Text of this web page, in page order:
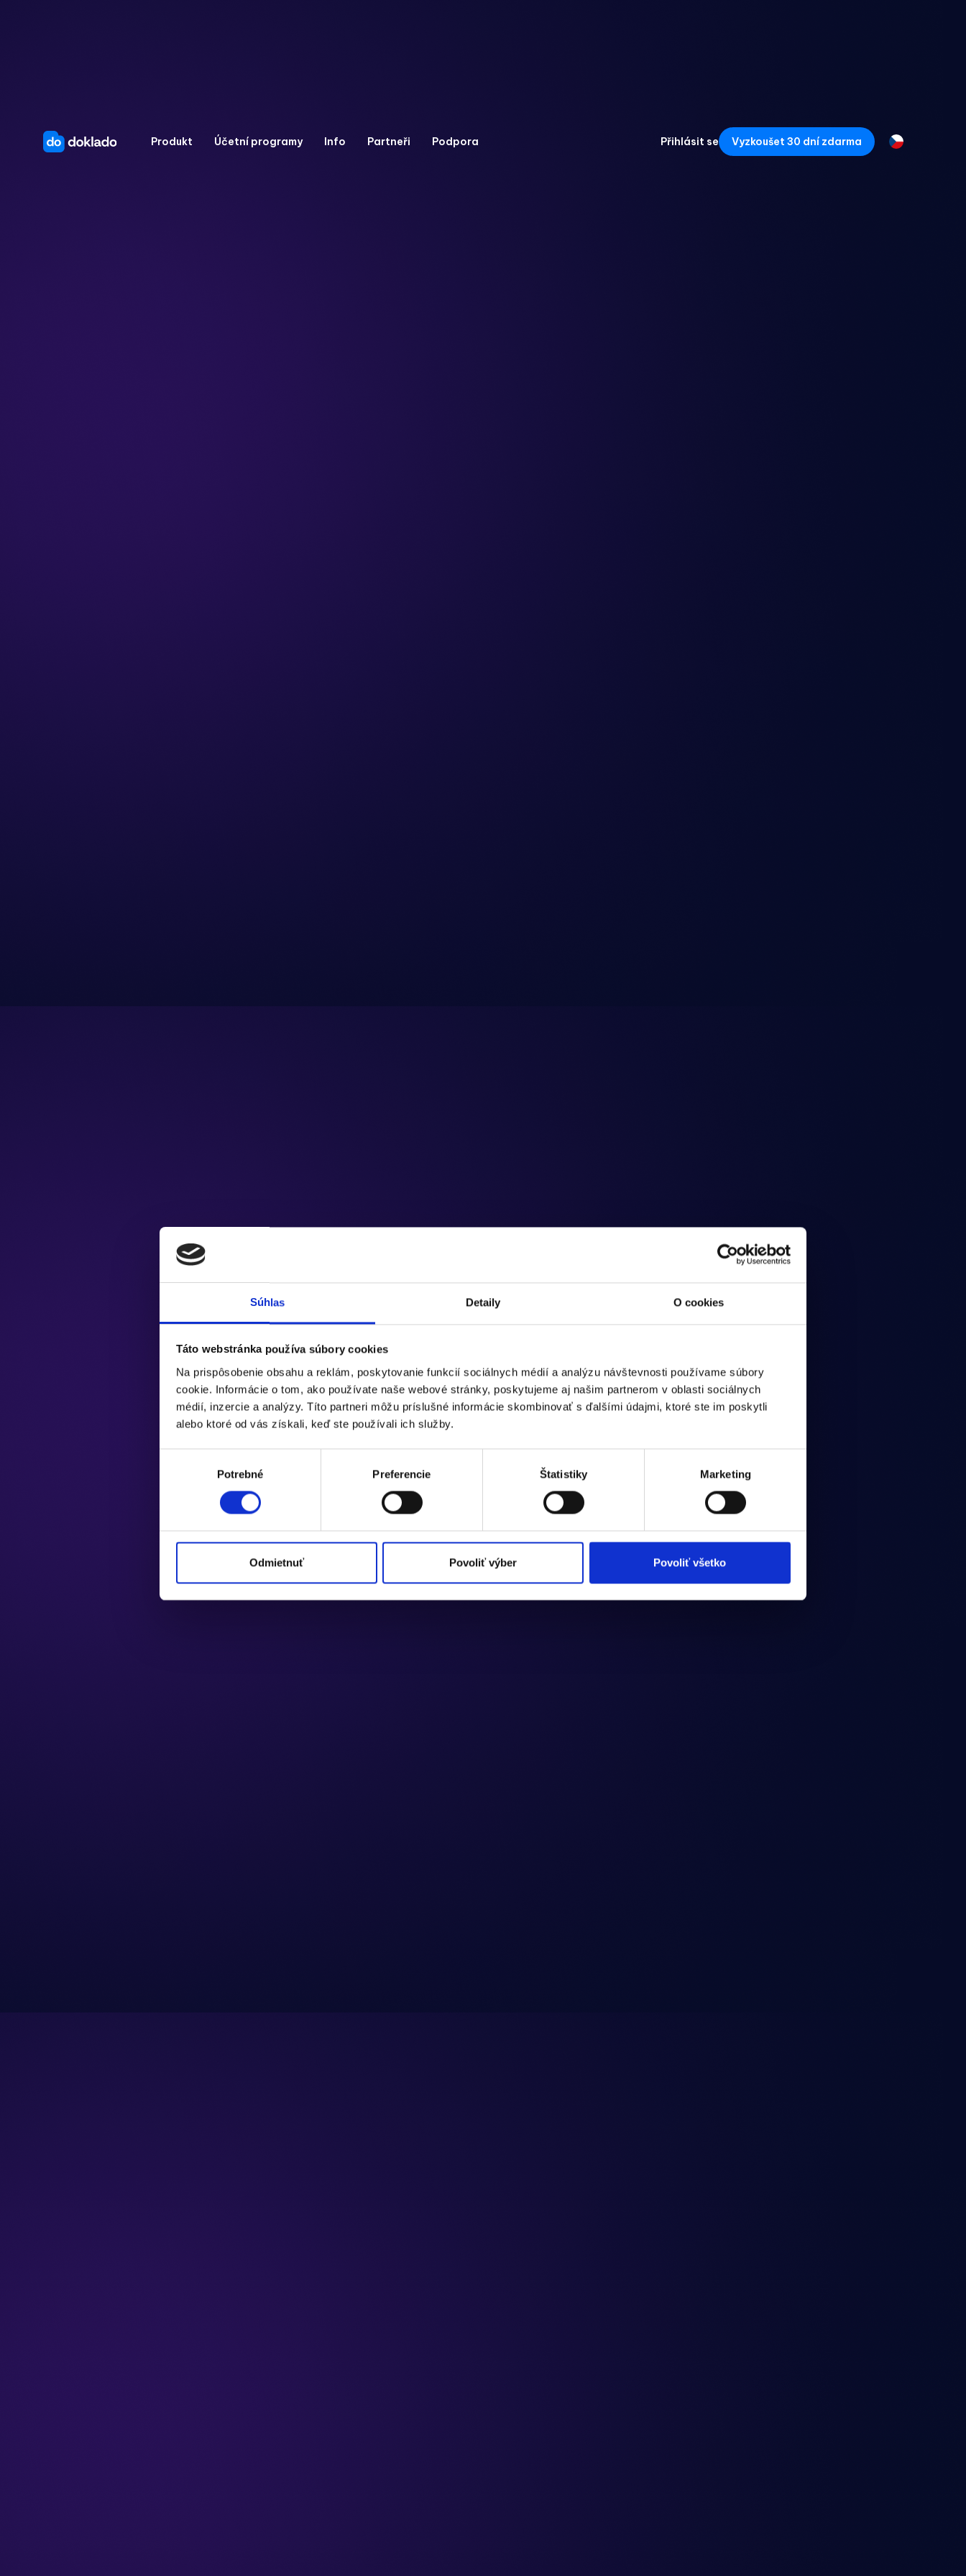
Súhlas Detaily O cookies
Táto webstránka používa súbory cookies
Na prispôsobenie obsahu a reklám, poskytovanie funkcií sociálnych médií a analýzu návštevnosti používame súbory
cookie. Informácie o tom, ako používate naše webové stránky, poskytujeme aj našim partnerom v oblasti sociálnych
médií, inzercie a analýzy. Títo partneri môžu príslušné informácie skombinovať s ďalšími údajmi, ktoré ste im poskytli
alebo ktoré od vás získali, keď ste používali ich služby.
Potrebné Preferencie Štatistiky Marketing
Odmietnuť Povoliť výber Povoliť všetko
Produkt Účetní programy Info Partneři Podpora Přihlásit se Vyzkoušet 30 dní zdarma